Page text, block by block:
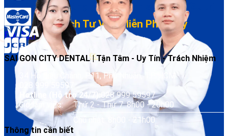
Đặt lịch dễ – Đúng giờ – Chăm sóc sau điều trị
Đặt Lịch Tư Vấn Miễn Phí Ngay
Đặt lịch
SAI GON CITY DENTAL | Tận Tâm - Uy Tín - Trách Nhiệm
34 Hồ Biểu Chánh, P.11, Phú Nhuận, TP. HCM
028 999 59597
Hotline (Hỗ trợ 24/7): 028 999 59597
Giờ làm việc:
Thứ 2 - Thứ 7: 8h00 - 20h00
Chủ nhật: 8h00 - 21h00
Thông tin cần biết